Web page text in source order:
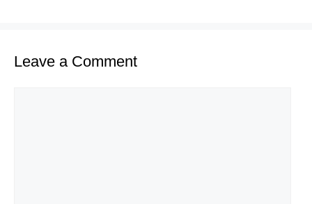
Leave a Comment